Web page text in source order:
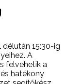
15:30-ig
A
felvehetik a
hatékony